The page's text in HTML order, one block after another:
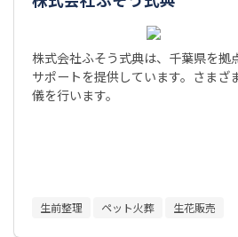
株式会社ふそう式典は、千葉県を拠
サポートを提供しています。さま
儀を行います。
生前整理 ペット火葬 生花販売